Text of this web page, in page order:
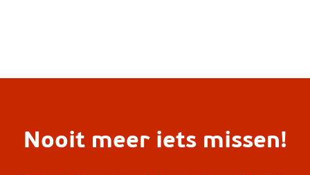
Nooit meer iets missen!